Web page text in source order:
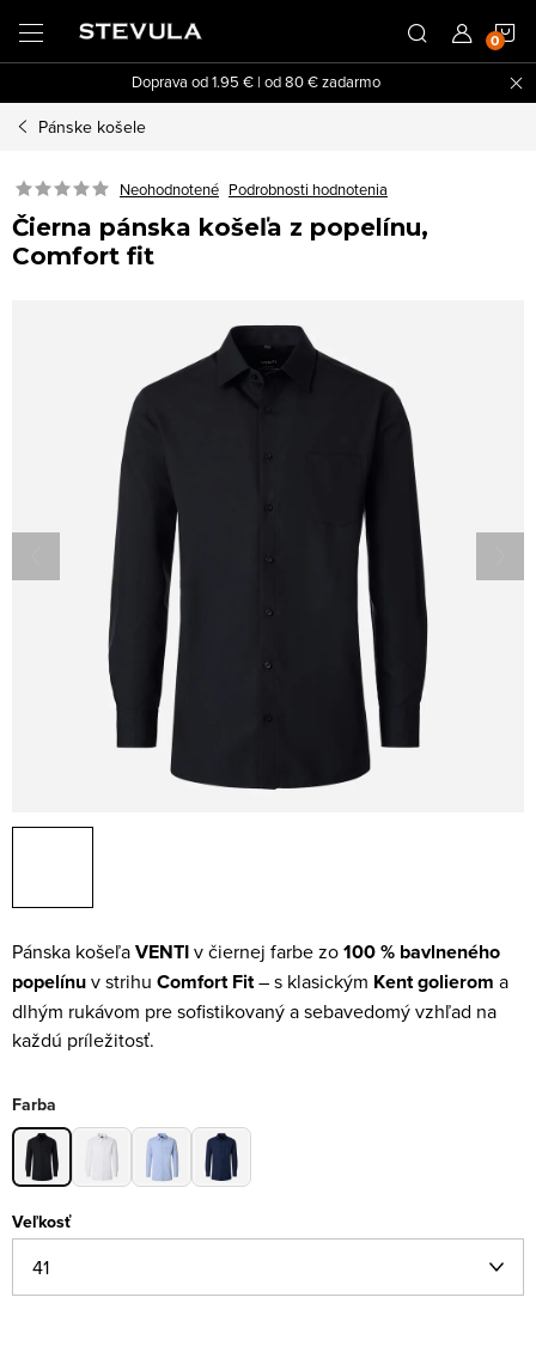
obsah
Doprava od 1.95 € | od 80 € zadarmo
Pánske košele
Neohodnotené Podrobnosti hodnotenia
Čierna pánska košeľa z popelínu,
Comfort fit
Pánska košeľaVENTIv čiernej farbe zo100 % bavlneného
popelínuv strihu Comfort Fit– s klasickým Kent golierom a
dlhým rukávom pre sofistikovaný a sebavedomý vzhľad na
každú príležitosť.
Farba
Veľkosť